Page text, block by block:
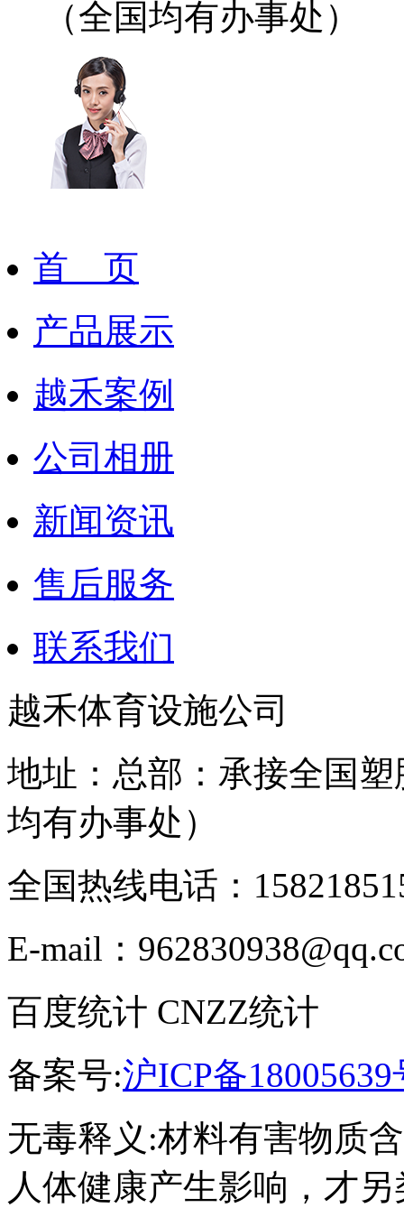
（全国均有办事处）
首 页
产品展示
越禾案例
公司相册
新闻资讯
售后服务
联系我们
越禾体育设施公司
地址：总部：承接全国
均有办事处）
全国热线电话：
E-mail：
百度统计 CNZZ统计
备案号:沪ICP备18005639
无毒释义:材料有害物质
人体健康产生影响，才